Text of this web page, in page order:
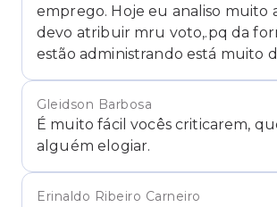
emprego. Hoje eu analiso muito
devo atribuir mru voto,.pq da
estão administrando está muito
Gleidson Barbosa
É muito fácil vocês criticarem,
alguém elogiar.
Erinaldo Ribeiro Carneiro